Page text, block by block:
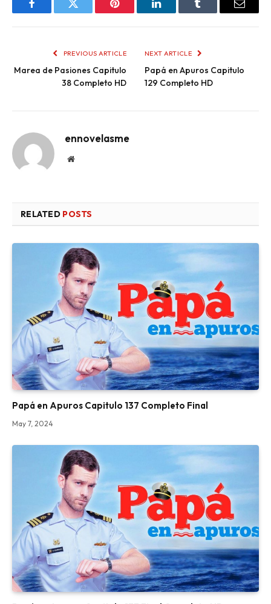
FacebookTwitter Pinterest LinkedInTumblr Email
PREVIOUS ARTICLE
Marea de Pasiones Capitulo
38 Completo HD
NEXT ARTICLE
Papá en Apuros Capitulo
129 Completo HD
ennovelasme
Website
RELATED POSTS
Papá en Apuros Capitulo 137 Completo Final
May 7, 2024